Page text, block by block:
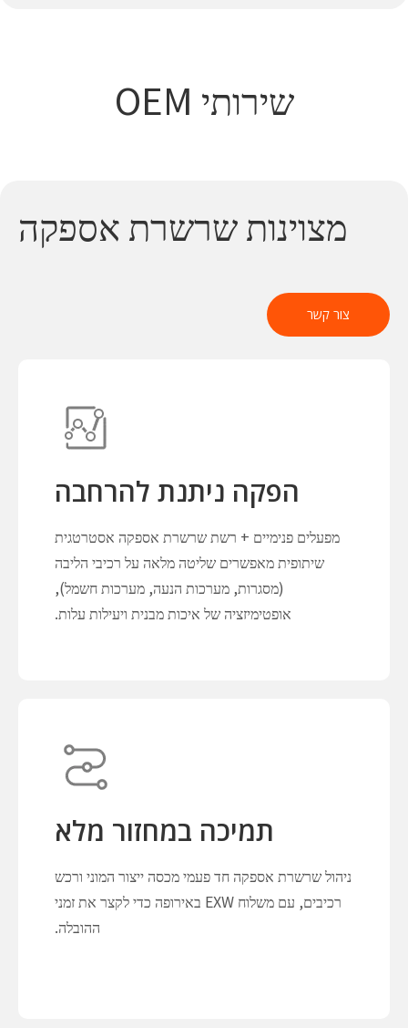
שירותי OEM
מצוינות שרשרת אספקה
צור קשר
הפקה ניתנת להרחבה
מפעלים פנימיים + רשת שרשרת אספקה ​​אסטרטגית
שיתופית מאפשרים שליטה מלאה על רכיבי הליבה
(מסגרות, מערכות הנעה, מערכות חשמל),
אופטימיזציה של איכות מבנית ויעילות עלות.
תמיכה במחזור מלא
ניהול שרשרת אספקה ​​חד פעמי מכסה ייצור המוני ורכש
רכיבים, עם משלוח EXW באירופה כדי לקצר את זמני
ההובלה.